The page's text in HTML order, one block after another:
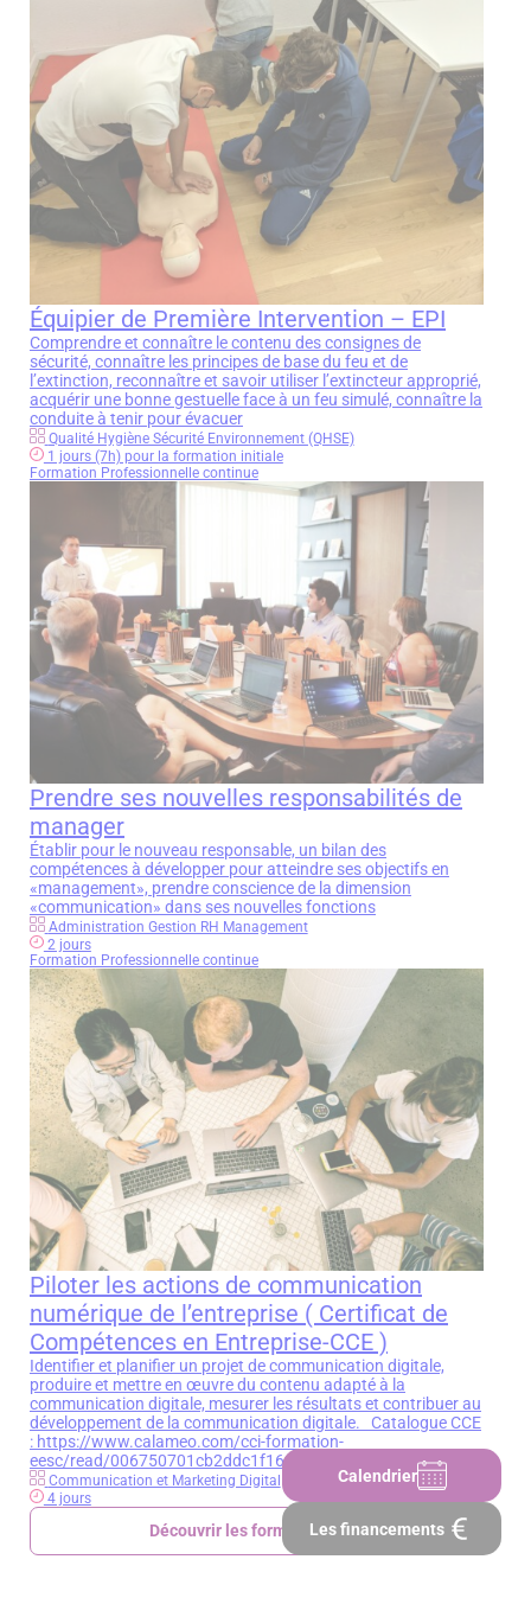
Les financements
Calendrier
Équipier de Première Intervention – EPI
Comprendre et connaître le contenu des consignes de
sécurité, connaître les principes de base du feu et de
l’extinction, reconnaître et savoir utiliser l’extincteur approprié,
acquérir une bonne gestuelle face à un feu simulé, connaître la
conduite à tenir pour évacuer
Qualité Hygiène Sécurité Environnement (QHSE)
1 jours (7h) pour la formation initiale
Formation Professionnelle continue
Prendre ses nouvelles responsabilités de
manager
Établir pour le nouveau responsable, un bilan des
compétences à développer pour atteindre ses objectifs en
«management», prendre conscience de la dimension
«communication» dans ses nouvelles fonctions
Administration Gestion RH Management
2 jours
Formation Professionnelle continue
Piloter les actions de communication
numérique de l’entreprise ( Certificat de
Compétences en Entreprise-CCE )
Identifier et planifier un projet de communication digitale,
produire et mettre en œuvre du contenu adapté à la
communication digitale, mesurer les résultats et contribuer au
développement de la communication digitale. Catalogue CCE
: https://www.calameo.com/cci-formation-
eesc/read/006750701cb2ddc1f164c
Communication et Marketing Digital
4 jours
Découvrir les formations